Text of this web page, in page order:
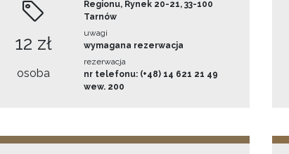
12 zł
osoba
Regionu, Rynek 20-21, 33-100
Tarnów
uwagi
wymagana rezerwacja
rezerwacja
nr telefonu: (+48) 14 621 21 49
wew. 200